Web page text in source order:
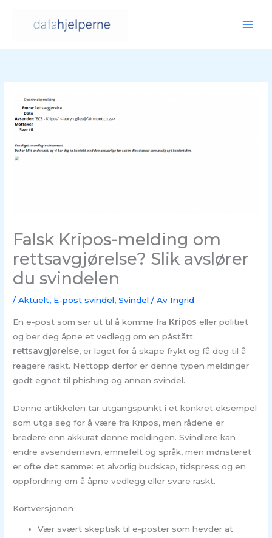
innholdet
Falsk Kripos-melding om
rettsavgjørelse? Slik avslører
du svindelen
/Aktuelt, E-post svindel,Svindel / Av Ingrid
En e-post som ser ut til å komme fra Kripos eller politiet
og ber deg åpne et vedlegg om en påstått
rettsavgjørelse, er laget for å skape frykt og få deg til å
reagere raskt. Nettopp derfor er denne typen meldinger
godt egnet til phishing og annen svindel.
Denne artikkelen tar utgangspunkt i et konkret eksempel
som utga seg for å være fra Kripos, men rådene er
bredere enn akkurat denne meldingen. Svindlere kan
endre avsendernavn, emnefelt og språk, men mønsteret
er ofte det samme: et alvorlig budskap, tidspress og en
oppfordring om å åpne vedlegg eller svare raskt.
Kortversjonen
Vær svært skeptisk til e-poster som hevder at